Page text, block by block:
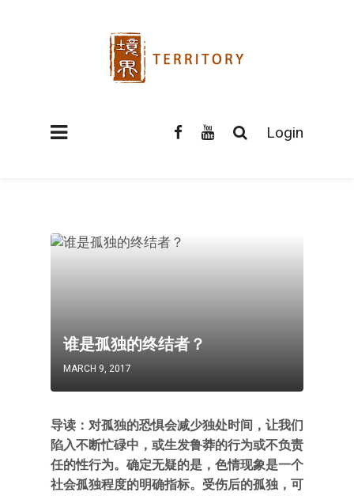
Login
谁是孤独的终结者？
MARCH 9, 2017
导读：对孤独的恐惧会减少独处时间，让我们
陷入不断忙碌中，或生发鲁莽的行为或不负责
任的性行为。确定无疑的是，色情现象是一个
社会孤独程度的明确指标。受伤后的孤独，可